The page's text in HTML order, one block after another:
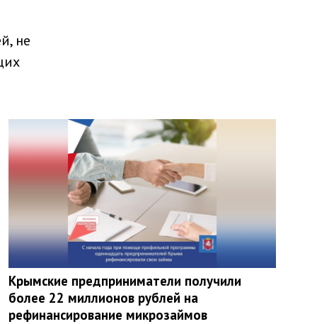
не
Крымские предприниматели получили
более 22 миллионов рублей на
рефинансирование микрозаймов